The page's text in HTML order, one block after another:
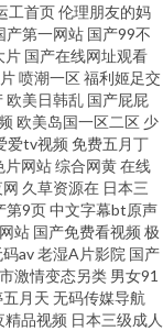
操97搞 国产精品久久
不卡123 99热精品66
线播放 91精品娱乐 国
品 视频污下载 91伊人
版 日韩激情第三页 91
色天天狼
工首页伦理朋友的妈
产第一网站 国产99不
片 国产在线网址观看
喷潮一区福利姬足交
欧美日韩乱 国产屁屁
欧美岛国一区二区 少
爱tv视频 免费五月丁
片网站综合网黄在线
久草资源在 日本三
第9页中文字幕bt原声
站 国产免费看视频 极
av老湿A片影院 国产
激情变态另类 男女91
月天 无码传媒导航
精品视频 日本三级成人